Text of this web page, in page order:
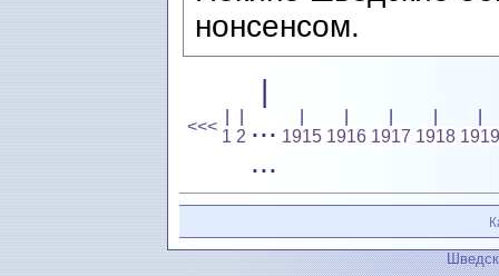
нонсенсом.
<<<
1 2
|
...
...
1915 1916 1917 1918 1919